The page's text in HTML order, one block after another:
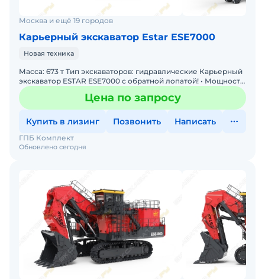
Москва и ещё 19 городов
Карьерный экскаватор Estar ESE7000
Новая техника
Масса: 673 т Тип экскаваторов: гидравлические Карьерный
экскаватор ESTAR ESE7000 с обратной лопатой! • Мощность:
Двигатель 2 х 1 193 кВт • Производительност
Цена по запросу
Купить в лизинг Позвонить Написать
Обновлено сегодня
ГПБ Комплект